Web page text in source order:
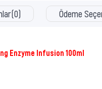
(0) Ödeme
Enzyme Infusion 100ml